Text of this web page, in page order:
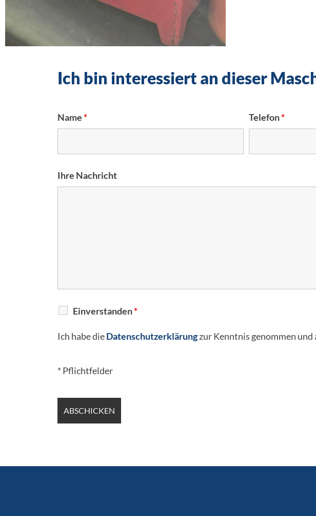
Ich bin interessiert an dieser
Name* Telefon*
Ihre Nachricht
Einverstanden*
Ich habe dieDatenschutzerklärungzur Kenntnis genommen und
* Pflichtfelder